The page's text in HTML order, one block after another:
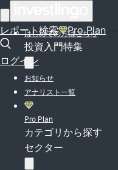
レポート検索 Pro Plan
ログイン
はじめての方はこちら
投資入門特集
お知らせ
アナリスト一覧
Pro Plan
カテゴリから探す
セクター